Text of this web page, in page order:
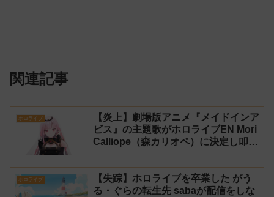
関連記事
ホロライブ
【炎上】劇場版アニメ『メイドインア
ビス』の主題歌がホロライブEN Mori
Calliope（森カリオペ）に決定し叩か
ホロライブ
【失踪】ホロライブを卒業した がう
る・ぐらの転生先 sabaが配信をしな